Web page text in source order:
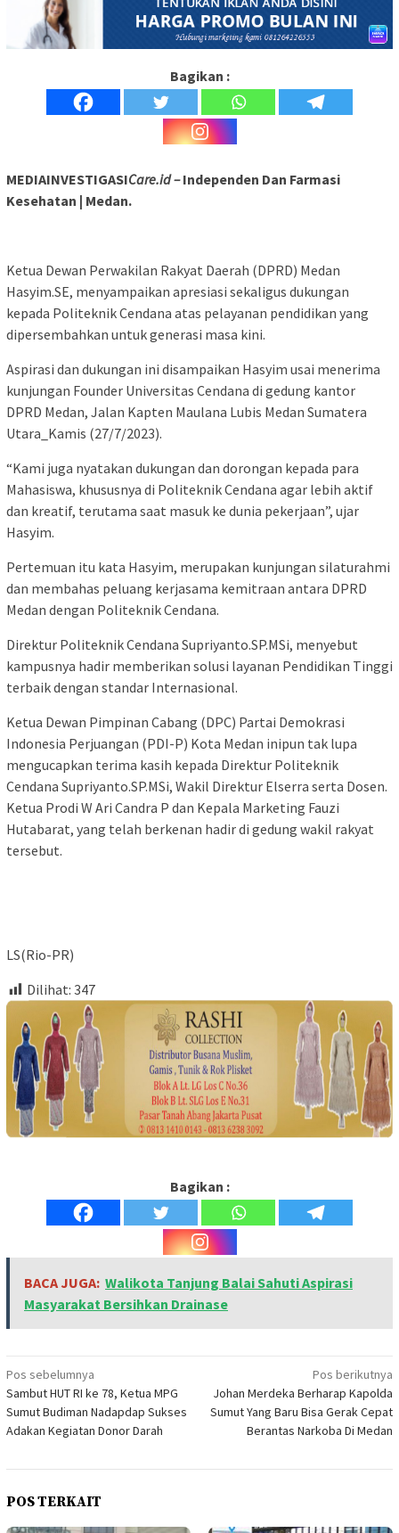
Bagikan :
MEDIAINVESTIGASICare.id –Independen Dan Farmasi
Kesehatan | Medan.
Ketua Dewan Perwakilan Rakyat Daerah (DPRD) Medan
Hasyim.SE, menyampaikan apresiasi sekaligus dukungan
kepada Politeknik Cendana atas pelayanan pendidikan yang
dipersembahkan untuk generasi masa kini.
Aspirasi dan dukungan ini disampaikan Hasyim usai menerima
kunjungan Founder Universitas Cendana di gedung kantor
DPRD Medan, Jalan Kapten Maulana Lubis Medan Sumatera
Utara_Kamis (27/7/2023).
“Kami juga nyatakan dukungan dan dorongan kepada para
Mahasiswa, khususnya di Politeknik Cendana agar lebih aktif
dan kreatif, terutama saat masuk ke dunia pekerjaan”, ujar
Hasyim.
Pertemuan itu kata Hasyim, merupakan kunjungan silaturahmi
dan membahas peluang kerjasama kemitraan antara DPRD
Medan dengan Politeknik Cendana.
Direktur Politeknik Cendana Supriyanto.SP.MSi, menyebut
kampusnya hadir memberikan solusi layanan Pendidikan Tinggi
terbaik dengan standar Internasional.
Ketua Dewan Pimpinan Cabang (DPC) Partai Demokrasi
Indonesia Perjuangan (PDI-P) Kota Medan inipun tak lupa
mengucapkan terima kasih kepada Direktur Politeknik
Cendana Supriyanto.SP.MSi, Wakil Direktur Elserra serta Dosen.
Ketua Prodi W Ari Candra P dan Kepala Marketing Fauzi
Hutabarat, yang telah berkenan hadir di gedung wakil rakyat
tersebut.
LS(Rio-PR)
Dilihat: 347
Bagikan :
BACA JUGA: Walikota Tanjung Balai Sahuti Aspirasi
Masyarakat Bersihkan Drainase
Navigasi
pos
Pos sebelumnya
Sambut HUT RI ke 78, Ketua MPG
Sumut Budiman Nadapdap Sukses
Adakan Kegiatan Donor Darah
Pos berikutnya
Johan Merdeka Berharap Kapolda
Sumut Yang Baru Bisa Gerak Cepat
Berantas Narkoba Di Medan
POS TERKAIT